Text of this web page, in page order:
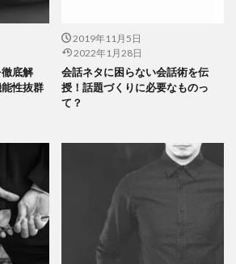
底解
性抜群
2019年11月5日
2022年1月28日
会話ネタに困らない会話術を伝
授！話題づくりに必要なものっ
て？